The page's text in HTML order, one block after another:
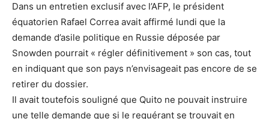
Dans un entretien exclusif avec l’AFP, le président
équatorien Rafael Correa avait affirmé lundi que la
demande d’asile politique en Russie déposée par
Snowden pourrait « régler définitivement » son cas, tout
en indiquant que son pays n’envisageait pas encore de se
retirer du dossier.
Il avait toutefois souligné que Quito ne pouvait instruire
une telle demande que si le requérant se trouvait en